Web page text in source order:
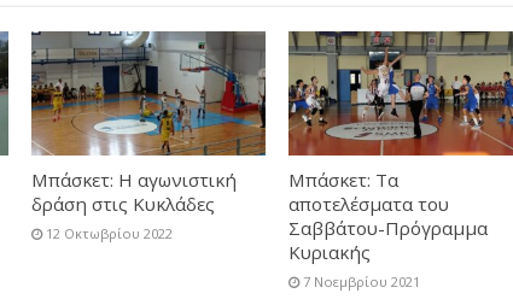
Μπάσκετ: Η αγωνιστική
δράση στις Κυκλάδες
12 Οκτωβρίου 2022
Μπάσκετ: Τα
αποτελέσματα του
Σαββάτου-Πρόγραμμα
Κυριακής
7 Νοεμβρίου 2021